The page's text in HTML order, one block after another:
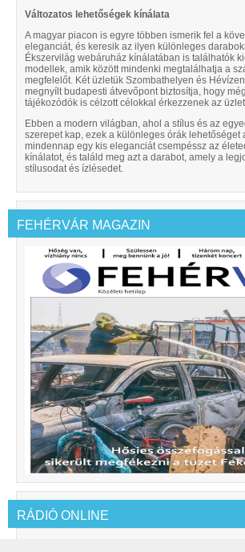
Változatos lehetőségek kínálata
A magyar piacon is egyre többen ismerik fel a
eleganciát, és keresik az ilyen különleges
Ékszervilág webáruház kínálatában is találhatók
modellek, amik között mindenki megtalálhatja a
megfelelőt. Két üzletük Szombathelyen és
megnyílt budapesti átvevőpont biztosítja, hogy
tájékozódók is célzott célokkal érkezzenek az
Ebben a modern világban, ahol a stílus és az
szerepet kap, ezek a különleges órák lehetőséget
mindennap egy kis eleganciát csempéssz az
kínálatot, és találd meg azt a darabot, amely a
stílusodat és ízlésedet.
FEHÉRVÁR MAGAZIN
RÁDIÓ ONLINE